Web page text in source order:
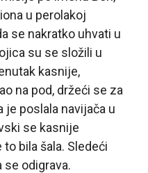
u perolakoj
se nakratko uhvati u
su se složili u
kasnije,
na pod, držeći se za
je poslala navijača u
se kasnije
bila šala. Sledeći
odigrava.